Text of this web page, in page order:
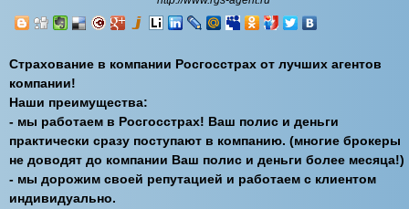
Страхование в компании Росгосстрах от лучших агентов
компании!
Наши преимущества:
- мы работаем в Росгосстрах! Ваш полис и деньги
практически сразу поступают в компанию. (многие брокеры
не доводят до компании Ваш полис и деньги более месяца!)
- мы дорожим своей репутацией и работаем с клиентом
индивидуально.